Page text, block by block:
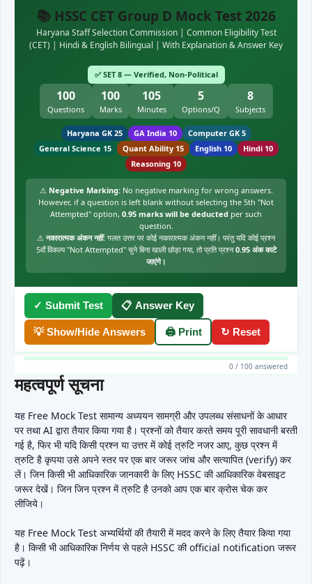
📚 HSSC CET Group D Mock Test 2026
Haryana Staff Selection Commission | Common Eligibility Test
(CET) | Hindi & English Bilingual | With Explanation & Answer Key
✅ SET 8 — Verified, Non-Political
100
Questions
100
Marks
105
Minutes
5
Options/Q
8
Subjects
Haryana GK 25 GA India 10
Computer GK 5
General Science 15
Quant Ability 15 English 10
Hindi 10
Reasoning 10
⚠ Negative Marking:No negative marking for wrong answers.
However, if a question is left blank without selecting the 5th "Not
Attempted" option, 0.95 marks will be deducted per such
question.
⚠ नकारात्मक अंकन नहीं: गलत उत्तर पर कोई नकारात्मक अंकन नहीं। परंतु यदि कोई प्रश्न
5वाँ विकल्प "Not Attempted" चुने बिना खाली छोड़ा गया, तो प्रति प्रश्न0.95 अंक काटे
जाएंगे।
✓ Submit Test 📋 Answer Key
💡 Show/Hide Answers 🖨 Print ↻ Reset
0 / 100 answered
महत्वपूर्ण सूचना
यह Free Mock Test सामान्य अध्ययन सामग्री और उपलब्ध संसाधनों के आधार
पर तथा AI द्वारा तैयार किया गया है। प्रश्नों को तैयार करते समय पूरी सावधानी बरती
गई है, फिर भी यदि किसी प्रश्न या उत्तर में कोई त्रुटि नजर आए, कुछ प्रश्न में
त्रुटि है कृपया उसे अपने स्तर पर एक बार जरूर जांच और सत्यापित (verify) कर
लें। जिन किसी भी आधिकारिक जानकारी के लिए HSSC की आधिकारिक वेबसाइट
जरूर देखें। जिन जिन प्रश्न में त्रुटि है उनको आप एक बार क्रोस चेक कर
लीजिये।
यह Free Mock Test अभ्यर्थियों की तैयारी में मदद करने के लिए तैयार किया गया
है। किसी भी आधिकारिक निर्णय से पहले HSSC की official notification जरूर
पढ़ें।